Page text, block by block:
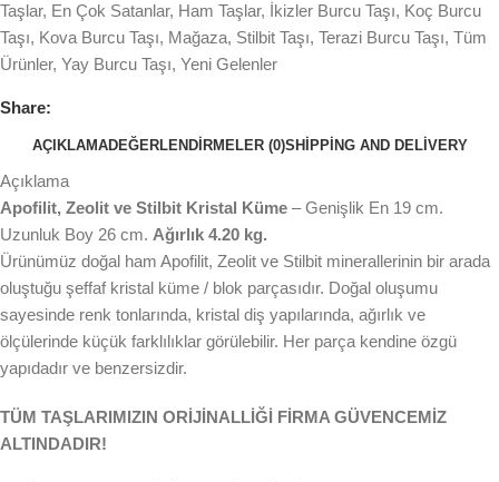
Taşlar, En Çok Satanlar, Ham Taşlar, İkizler Burcu Taşı, Koç Burcu
Taşı, Kova Burcu Taşı, Mağaza, Stilbit Taşı, Terazi Burcu Taşı, Tüm
Ürünler, Yay Burcu Taşı, Yeni Gelenler
Share:
AÇIKLAMADEĞERLENDIRMELER (0)SHIPPING AND DELIVERY
Açıklama
Apofilit, Zeolit ve Stilbit Kristal Küme – Genişlik En 19 cm.
Uzunluk Boy 26 cm. Ağırlık 4.20 kg.
Ürünümüz doğal ham Apofilit, Zeolit ve Stilbit minerallerinin bir arada
oluştuğu şeffaf kristal küme / blok parçasıdır. Doğal oluşumu
sayesinde renk tonlarında, kristal diş yapılarında, ağırlık ve
ölçülerinde küçük farklılıklar görülebilir. Her parça kendine özgü
yapıdadır ve benzersizdir.
TÜM TAŞLARIMIZIN ORİJİNALLİĞİ FİRMA GÜVENCEMİZ
ALTINDADIR!